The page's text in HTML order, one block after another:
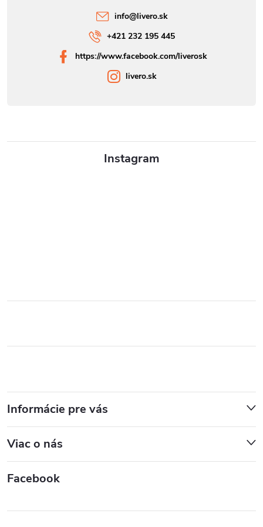
Instagram
Informácie pre vás
Viac o nás
Facebook
info@livero.sk
+421 232 195 445
https://www.facebook.com/liverosk
livero.sk